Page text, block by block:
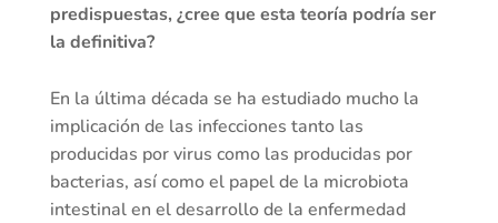
predispuestas, ¿cree que esta teoría podría ser
la definitiva?
En la última década se ha estudiado mucho la
implicación de las infecciones tanto las
producidas por virus como las producidas por
bacterias, así como el papel de la microbiota
intestinal en el desarrollo de la enfermedad